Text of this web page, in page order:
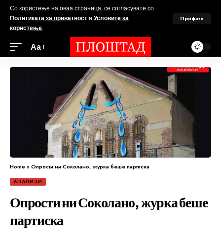
Со користење на оваа страница, се согласувате со
Политиката за приватност и Условите за
користење.
Прифати
Аа
Home»Опрости ни Соколано, журка беше партиска
АНАЛИЗИ
Опрости ни Соколано, журка беше
партиска